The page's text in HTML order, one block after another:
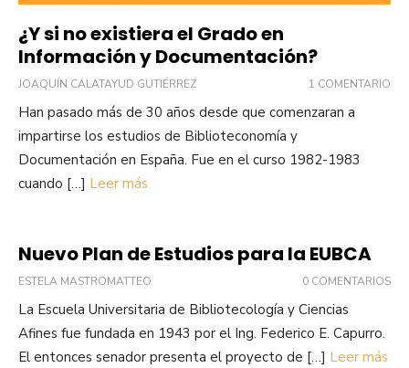
¿Y si no existiera el Grado en
Información y Documentación?
JOAQUÍN CALATAYUD GUTIÉRREZ 1 COMENTARIO
Han pasado más de 30 años desde que comenzaran a
impartirse los estudios de Biblioteconomía y
Documentación en España. Fue en el curso 1982-1983
cuando […] Leer más
Nuevo Plan de Estudios para la EUBCA
ESTELA MASTROMATTEO 0 COMENTARIOS
La Escuela Universitaria de Bibliotecología y Ciencias
Afines fue fundada en 1943 por el Ing. Federico E. Capurro.
El entonces senador presenta el proyecto de […] Leer más